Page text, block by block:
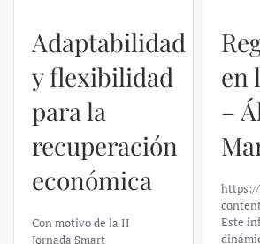
Adaptabilidad
y flexibilidad
para la
recuperación
económica
Con motivo de la II
Jornada Smart
en
–
Este